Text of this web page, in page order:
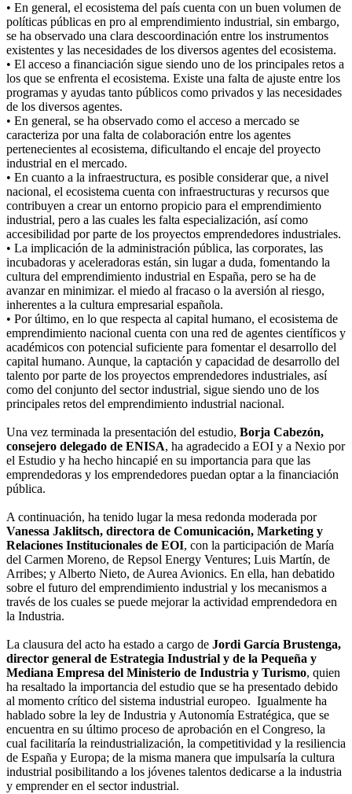
• En general, el ecosistema del país cuenta con un buen volumen de
políticas públicas en pro al emprendimiento industrial, sin embargo,
se ha observado una clara descoordinación entre los instrumentos
existentes y las necesidades de los diversos agentes del ecosistema.
• El acceso a financiación sigue siendo uno de los principales retos a
los que se enfrenta el ecosistema. Existe una falta de ajuste entre los
programas y ayudas tanto públicos como privados y las necesidades
de los diversos agentes.
• En general, se ha observado como el acceso a mercado se
caracteriza por una falta de colaboración entre los agentes
pertenecientes al ecosistema, dificultando el encaje del proyecto
industrial en el mercado.
• En cuanto a la infraestructura, es posible considerar que, a nivel
nacional, el ecosistema cuenta con infraestructuras y recursos que
contribuyen a crear un entorno propicio para el emprendimiento
industrial, pero a las cuales les falta especialización, así como
accesibilidad por parte de los proyectos emprendedores industriales.
• La implicación de la administración pública, las corporates, las
incubadoras y aceleradoras están, sin lugar a duda, fomentando la
cultura del emprendimiento industrial en España, pero se ha de
avanzar en minimizar. el miedo al fracaso o la aversión al riesgo,
inherentes a la cultura empresarial española.
• Por último, en lo que respecta al capital humano, el ecosistema de
emprendimiento nacional cuenta con una red de agentes científicos y
académicos con potencial suficiente para fomentar el desarrollo del
capital humano. Aunque, la captación y capacidad de desarrollo del
talento por parte de los proyectos emprendedores industriales, así
como del conjunto del sector industrial, sigue siendo uno de los
principales retos del emprendimiento industrial nacional.
Una vez terminada la presentación del estudio, Borja Cabezón,
consejero delegado de ENISA, ha agradecido a EOI y a Nexio por
el Estudio y ha hecho hincapié en su importancia para que las
emprendedoras y los emprendedores puedan optar a la financiación
pública.
A continuación, ha tenido lugar la mesa redonda moderada por
Vanessa Jaklitsch, directora de Comunicación, Marketing y
Relaciones Institucionales de EOI, con la participación de María
del Carmen Moreno, de Repsol Energy Ventures; Luis Martín, de
Arribes; y Alberto Nieto, de Aurea Avionics. En ella, han debatido
sobre el futuro del emprendimiento industrial y los mecanismos a
través de los cuales se puede mejorar la actividad emprendedora en
la Industria.
La clausura del acto ha estado a cargo de Jordi García Brustenga,
director general de Estrategia Industrial y de la Pequeña y
Mediana Empresa del Ministerio de Industria y Turismo, quien
ha resaltado la importancia del estudio que se ha presentado debido
al momento crítico del sistema industrial europeo. Igualmente ha
hablado sobre la ley de Industria y Autonomía Estratégica, que se
encuentra en su último proceso de aprobación en el Congreso, la
cual facilitaría la reindustrialización, la competitividad y la resiliencia
de España y Europa; de la misma manera que impulsaría la cultura
industrial posibilitando a los jóvenes talentos dedicarse a la industria
y emprender en el sector industrial.